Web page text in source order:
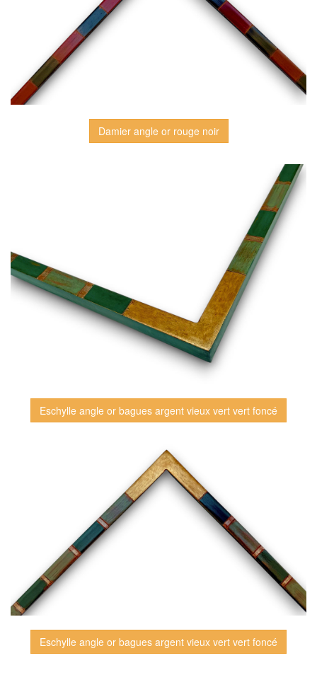
Damier angle or rouge noir
Eschylle angle or bagues argent vieux vert vert foncé
Eschylle angle or bagues argent vieux vert vert foncé